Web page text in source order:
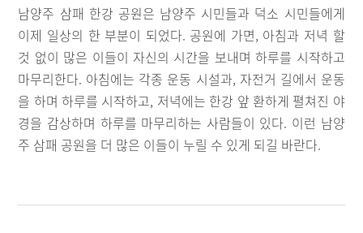
남양주 삼패 한강 공원은 남양주 시민들과 덕소 시민들에게
이제 일상의 한 부분이 되었다. 공원에 가면, 아침과 저녁 할
것 없이 많은 이들이 자신의 시간을 보내며 하루를 시작하고
마무리한다. 아침에는 각종 운동 시설과, 자전거 길에서 운동
을 하며 하루를 시작하고, 저녁에는 한강 앞 환하게 펼쳐진 야
경을 감상하며 하루를 마무리하는 사람들이 있다. 이런 남양
주 삼패 공원을 더 많은 이들이 누릴 수 있게 되길 바란다.